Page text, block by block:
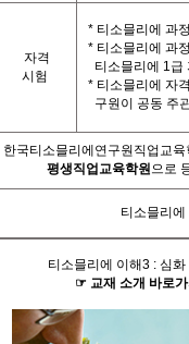
자격
시험
* 티소믈리에 과
* 티소믈리에 과
티소믈리에 1급
* 티소믈리에 자
구원이 공동 주
한국티소믈리에연구원직업교육
평생직업교육학원으로
티소믈리에
티소믈리에 이해3 : 심화
☞ 교재 소개 바로